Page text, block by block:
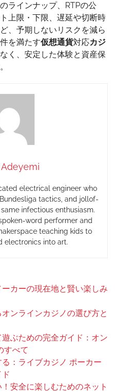
ラインナップ、RTPの公
上限・下限、遅延や切断時
、予期しないリスクを減ら
を満たす仮想通貨対応カジ
く、安定した体験と資産保
Adeyemi
electrical engineer who
tactics, and jollof-
infectious enthusiasm.
word performer and
teaching kids to
electronics into art.
カーの現在地と賢い楽しみ
ンラインカジノの選び方と
ぶための完全ガイド：オン
すべて
：ライブカジノ ポーカー
安全に楽しむためのネット